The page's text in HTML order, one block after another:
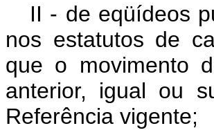
II - de eqüídeos
nos estatutos de
que o movimento
anterior, igual ou
Referência vigente;